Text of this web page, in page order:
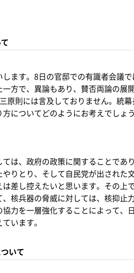
ます。8日の官邸での有識者会議で
方で、異論もあり、賛否両論の展
原則には言及しておりません。統
についてどのようにお考えでしょ
は、政府の政策に関することであ
りとり、そして自民党が出された
差し控えたいと思います。その上
核兵器の脅威に対しては、核抑止
力を一層強化することによって、
います。
いて